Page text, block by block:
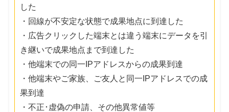
した
・回線が不安定な状態で成果地点に到達した
・広告クリックした端末とは違う端末にデータを引
き継いで成果地点まで到達した
・他端末での同一IPアドレスからの成果到達
・他端末やご家族、ご友人と同一IPアドレスでの成
果到達
・不正･虚偽の申請、その他異常値等